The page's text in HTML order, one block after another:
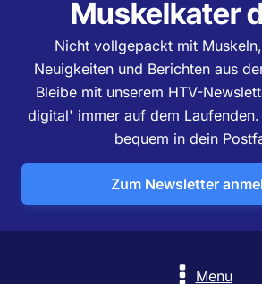
Muskelkater
Nicht vollgepackt mit
Neuigkeiten und Berichten aus
Bleibe mit unserem HTV-
digital' immer auf dem
bequem in dein
Zum Newsletter
Menu